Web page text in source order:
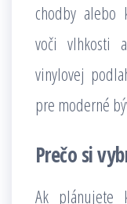
chodby alebo
voči vlhkosti
vinylovej
pre moderné
Prečo si
Ak plánujete